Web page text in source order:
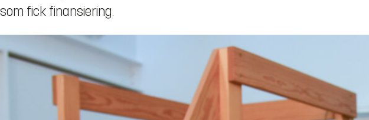
som fick finansiering.